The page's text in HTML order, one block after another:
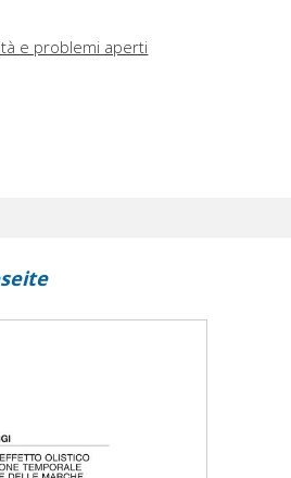
e problemi aperti